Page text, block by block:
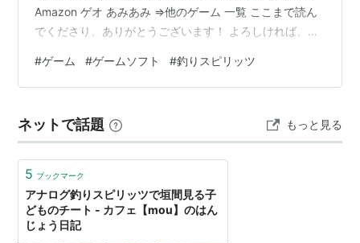
Amazon ゲオ あみあみ ⇒他のゲーム 一覧 ここまで読ん
でくださり、ありがとうございます！ よろしければ、ブ
ほんブログ村
#ゲーム #ゲームソフト #釣りスピリッツ
ネットで話題 もっと見る
5 ブックマーク
アナログ釣りスピリッツで垣間見る子
どものチート - カフェ【mou】のはん
じょう日記